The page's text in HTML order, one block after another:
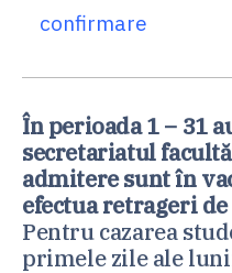
confirmare
În perioada 1 – 31
secretariatul
admitere sunt în
efectua retrageri de
Pentru cazarea
primele zile ale